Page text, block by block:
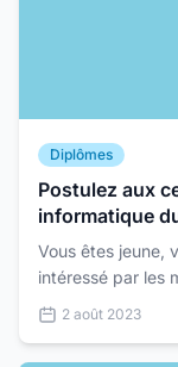
Diplômes
Postulez aux
informatique
Vous êtes jeune,
intéressé par les
? Alors n’hésitez
2 août 2023